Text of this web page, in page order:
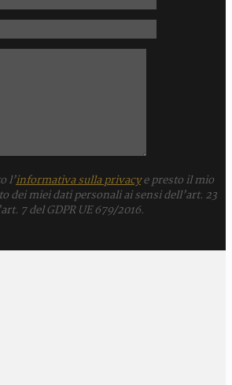
l’informativa sulla privacye presto il mio
dei miei dati personali ai sensi dell’art. 23
7 del GDPR UE 679/2016.